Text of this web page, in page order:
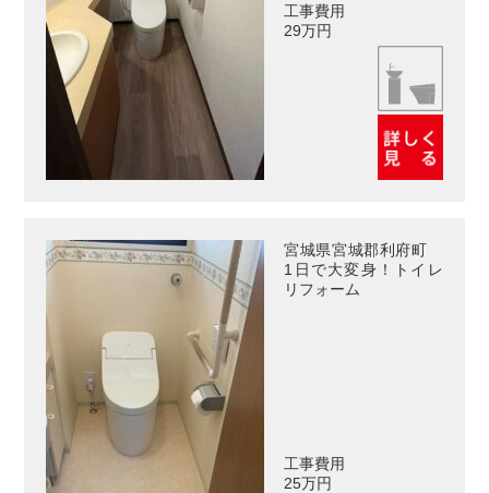
工事費用
29万円
宮城県宮城郡利府町
1日で大変身！トイレ
リフォーム
工事費用
25万円